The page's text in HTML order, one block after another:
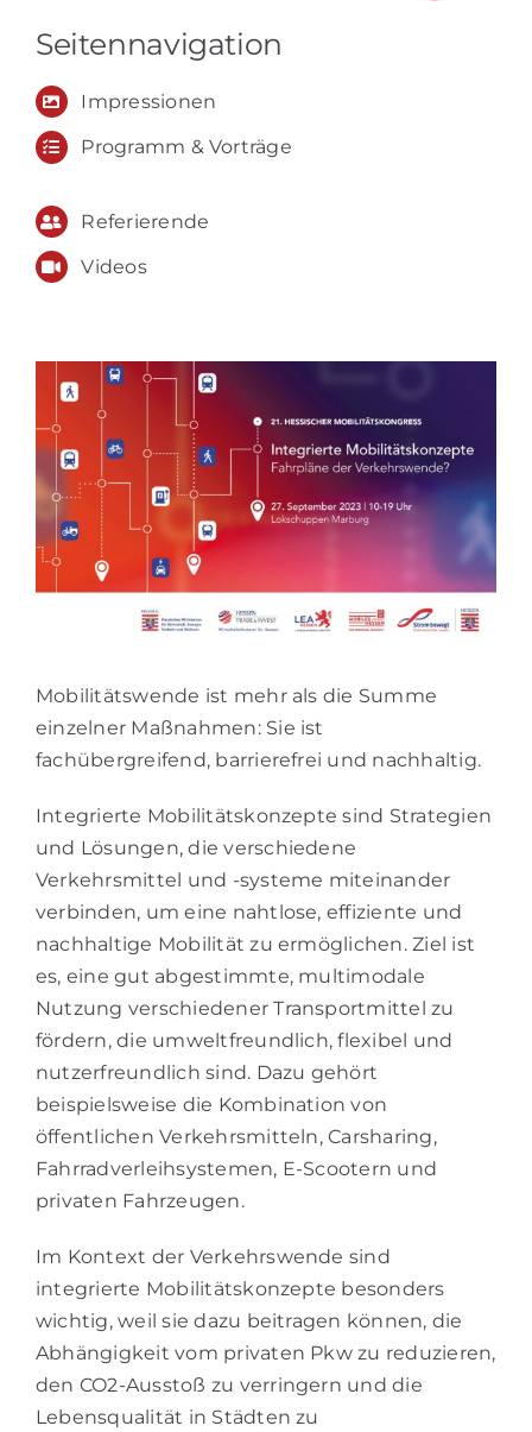
Seitennavigation
Impressionen
Programm & Vorträge
Referierende
Videos
Mobilitätswende ist mehr als die Summe
einzelner Maßnahmen: Sie ist
fachübergreifend, barrierefrei und nachhaltig.
Integrierte Mobilitätskonzepte sind Strategien
und Lösungen, die verschiedene
Verkehrsmittel und -systeme miteinander
verbinden, um eine nahtlose, effiziente und
nachhaltige Mobilität zu ermöglichen. Ziel ist
es, eine gut abgestimmte, multimodale
Nutzung verschiedener Transportmittel zu
fördern, die umweltfreundlich, flexibel und
nutzerfreundlich sind. Dazu gehört
beispielsweise die Kombination von
öffentlichen Verkehrsmitteln, Carsharing,
Fahrradverleihsystemen, E-Scootern und
privaten Fahrzeugen.
Im Kontext der Verkehrswende sind
integrierte Mobilitätskonzepte besonders
wichtig, weil sie dazu beitragen können, die
Abhängigkeit vom privaten Pkw zu reduzieren,
den CO2-Ausstoß zu verringern und die
Lebensqualität in Städten zu